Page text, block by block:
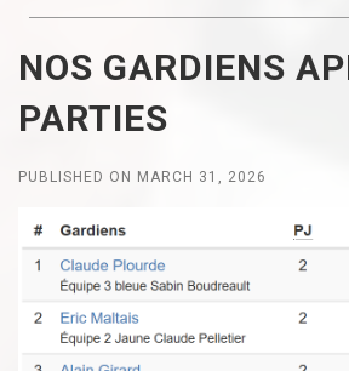
NOS GARDIENS
PARTIES
PUBLISHED ON MARCH 31, 2026